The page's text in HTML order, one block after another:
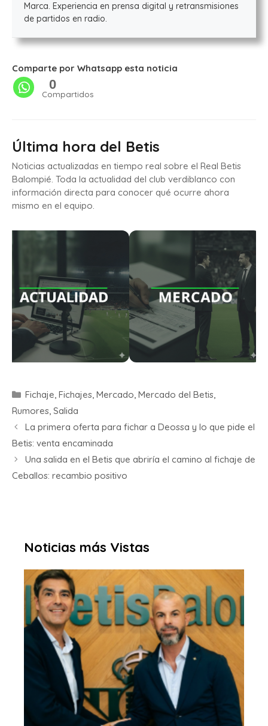
Marca. Experiencia en prensa digital y retransmisiones
de partidos en radio.
Comparte por Whatsapp esta noticia
0
Compartidos
Última hora del Betis
Noticias actualizadas en tiempo real sobre el Real Betis
Balompié. Toda la actualidad del club verdiblanco con
información directa para conocer qué ocurre ahora
mismo en el equipo.
Fichaje, Fichajes, Mercado, Mercado del Betis,
Rumores, Salida
La primera oferta para fichar a Deossa y lo que pide el
Betis: venta encaminada
Una salida en el Betis que abriría el camino al fichaje de
Ceballos: recambio positivo
Noticias más Vistas